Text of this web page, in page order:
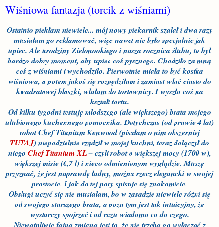
Wiśniowa fantazja (torcik z wiśniami)
Ostatnio piekłam niewiele... mój nowy piekarnik szalał i dwa razy
musiałam go reklamować, więc nawet nie było specjalnie jak
upiec. Ale urodziny Zielonookiego i nasza rocznica ślubu, to był
bardzo dobry moment, aby upiec coś pysznego. Chodziło za mną
coś z wiśniami i wychodziło. Pierwotnie miała to być kostka
wiśniowa, a potem jakoś się rozpędziłam i zamiast wlać ciasto do
kwadratowej blaszki, wlałam do tortownicy. I wyszło coś na
kształt tortu.
Od kilku tygodni testuję młodszego (ale większego) brata mojego
ulubionego kuchennego pomocnika. Dotychczas (od prawie 4 lat)
robot Chef Titanium Kenwood (pisałam o nim obszerniej
TUTAJ) niepodzielnie rządził w mojej kuchni, teraz dołączył do
niego Chef Titanium XL– czyli robot o większej mocy (1700 w),
większej misie (6,7 l) i nieco odmienionym wyglądzie. Muszę
przyznać, że jest naprawdę ładny, można rzecz elegancki w swojej
prostocie. I jak do tej pory spisuje się znakomicie.
Obsługi uczyć się nie musiałam, bo w zasadzie niewiele różni się
od swojego starszego brata, a poza tym jest tak intuicyjny, że
wystarczy spojrzeć i od razu wiadomo co do czego.
Niewątpliwie fajną zmianą jest to, że nie trzeba go wyłączać z